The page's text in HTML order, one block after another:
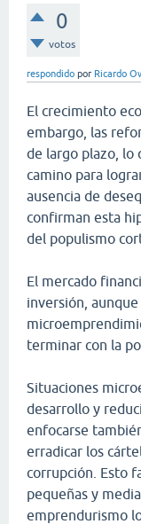
0
votos
respondido por Ricardo
El crecimiento
embargo, las
de largo plazo, lo
camino para
ausencia de
confirman esta
del populismo
El mercado
inversión,
terminar con la
Situaciones
desarrollo y
enfocarse
erradicar los
corrupción. Esto
pequeñas y
emprendurismo